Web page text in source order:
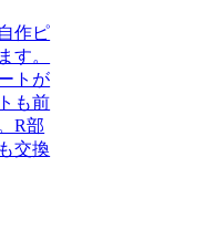
作ピ
す。
トが
も前
R部
交換